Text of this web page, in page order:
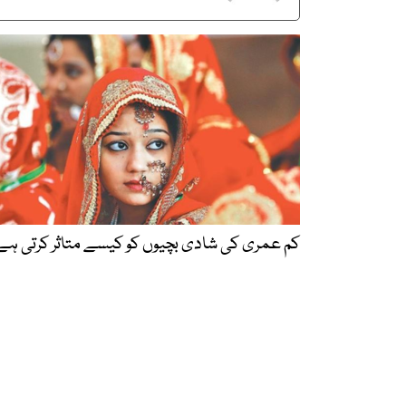
کم عمری کی شادی بچیوں کو کیسے متاثر کرتی